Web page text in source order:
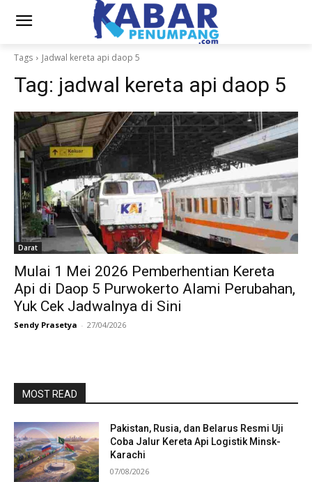
Tags Jadwal kereta api daop 5
Tag: jadwal kereta api daop 5
Darat
Mulai 1 Mei 2026 Pemberhentian Kereta
Api di Daop 5 Purwokerto Alami Perubahan,
Yuk Cek Jadwalnya di Sini
Sendy Prasetya - 27/04/2026
MOST READ
Pakistan, Rusia, dan Belarus Resmi Uji
Coba Jalur Kereta Api Logistik Minsk-
Karachi
07/08/2026